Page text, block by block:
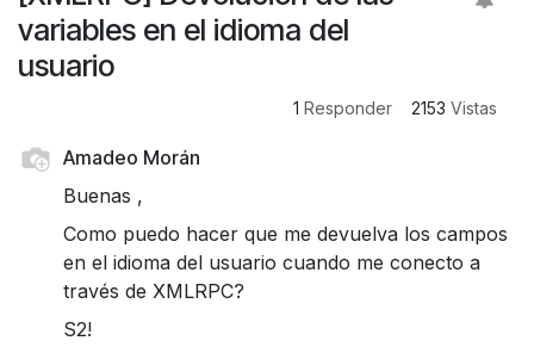
variables en el idioma del
usuario
1 Responder 2153 Vistas
Amadeo Morán
Buenas ,
Como puedo hacer que me devuelva los campos
en el idioma del usuario cuando me conecto a
través de XMLRPC?
S2!